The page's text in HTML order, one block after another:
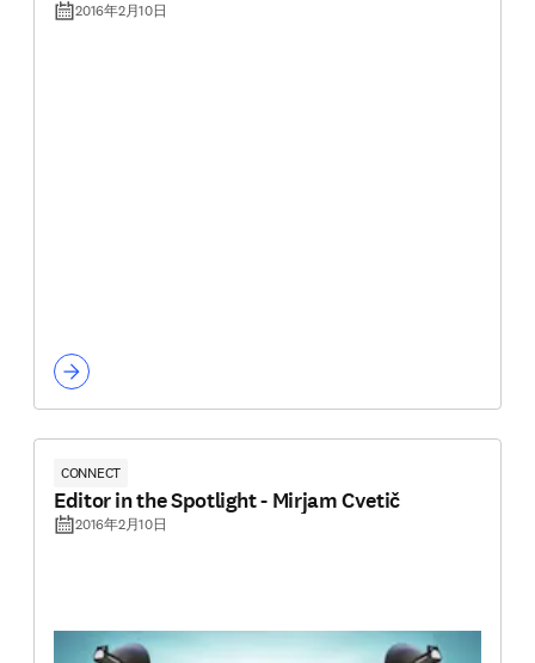
2016年2月10日
CONNECT
Editor in the Spotlight - Mirjam Cvetič
2016年2月10日